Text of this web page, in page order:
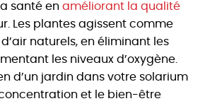
santé enaméliorant la qualité
Les plantes agissent comme
naturels, en éliminant les
les niveaux d’oxygène.
d’un jardin dans votre solarium
et le bien-être